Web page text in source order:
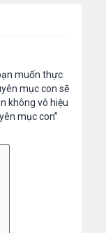
muốn thực
mục con sẽ
không vô hiệu
mục con”